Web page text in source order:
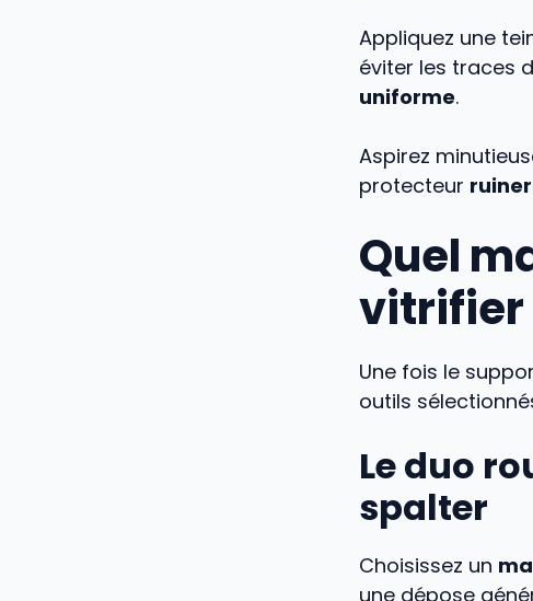
Appliquez une
éviter les traces
uniforme.
Aspirez
protecteur
Quel
vitrifier
Une fois le
outils
Le duo
spalter
Choisissez un
une dépose